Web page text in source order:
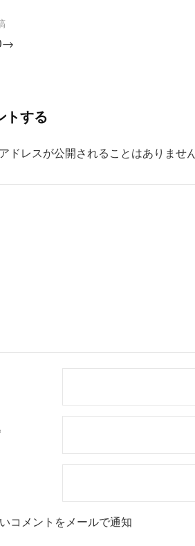
トする
ドレスが公開されることはありません
コメントをメールで通知